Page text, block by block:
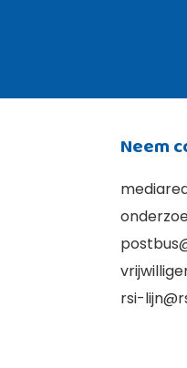
Neem
rsi-